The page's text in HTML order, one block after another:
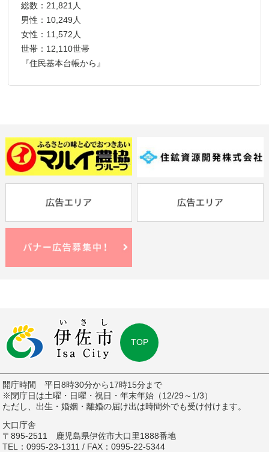
総数：21,821人
男性：10,249人
女性：11,572人
世帯：12,110世帯
『住民基本台帳から』
TOP
開庁時間 平日8時30分から17時15分まで
※閉庁日は土曜・日曜・祝日・年末年始（12/29～1/3）
ただし、出生・婚姻・離婚の届け出は時間外でも受け付けます。
大口庁舎
〒895-2511 鹿児島県伊佐市大口里1888番地
TEL：0995-23-1311 / FAX：0995-22-5344